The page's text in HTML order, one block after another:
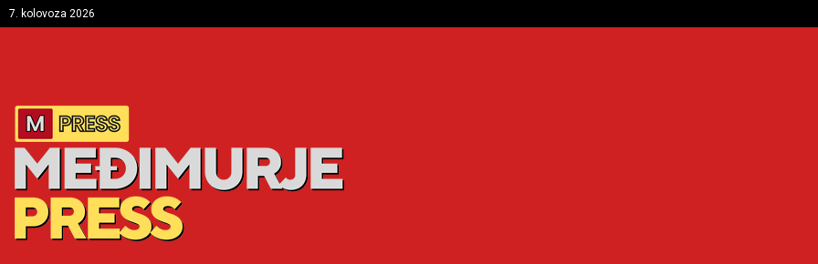
7. kolovoza 2026